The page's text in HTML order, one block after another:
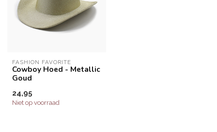
FASHION FAVORITE
Cowboy Hoed - Metallic
Goud
24,95
Niet op voorraad